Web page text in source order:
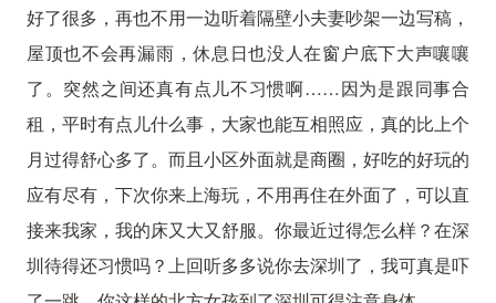
好了很多，再也不用一边听着隔壁小夫妻吵架一边写稿，
屋顶也不会再漏雨，休息日也没人在窗户底下大声嚷嚷
了。突然之间还真有点儿不习惯啊……因为是跟同事合
租，平时有点儿什么事，大家也能互相照应，真的比上个
月过得舒心多了。而且小区外面就是商圈，好吃的好玩的
应有尽有，下次你来上海玩，不用再住在外面了，可以直
接来我家，我的床又大又舒服。你最近过得怎么样？在深
圳待得还习惯吗？上回听多多说你去深圳了，我可真是吓